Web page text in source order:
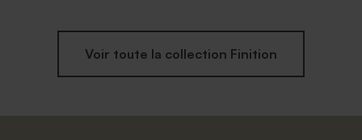
Voir toute la collection Finition